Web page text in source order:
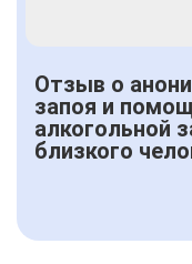
Отзыв о
запоя и
алкогольной
близкого